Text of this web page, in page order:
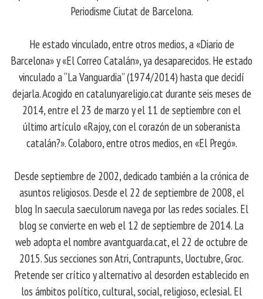
Periodisme Ciutat de Barcelona.
He estado vinculado, entre otros medios, a «Diario de
Barcelona» y «El Correo Catalán», ya desaparecidos. He estado
vinculado a “La Vanguardia” (1974/2014) hasta que decidí
dejarla. Acogido en catalunyareligio.cat durante seis meses de
2014, entre el 23 de marzo y el 11 de septiembre con el
último artículo «Rajoy, con el corazón de un soberanista
catalán?». Colaboro, entre otros medios, en «El Pregó».
Desde septiembre de 2002, dedicado también a la crónica de
asuntos religiosos. Desde el 22 de septiembre de 2008, el
blog In saecula saeculorum navega por las redes sociales. El
blog se convierte en web el 12 de septiembre de 2014. La
web adopta el nombre avantguarda.cat, el 22 de octubre de
2015. Sus secciones son Atri, Contrapunts, Uoctubre, Groc.
Pretende ser crítico y alternativo al desorden establecido en
los ámbitos político, cultural, social, religioso, eclesial. El